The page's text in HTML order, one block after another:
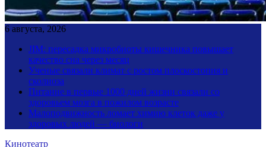
6 августа, 2026
JIM: пересадка микробиоты кишечника повышает
качество сна через месяц
Ученые связали климат с ростом плоскостопия и
сколиоза
Питание в первые 1000 дней жизни связали со
здоровьем мозга в пожилом возрасте
Малоподвижность ломает химию клеток даже у
здоровых людей — биологи
Кинотеатр